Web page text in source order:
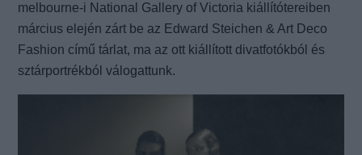
melbourne-i National Gallery of Victoria kiállítótereiben
március elején zárt be az Edward Steichen & Art Deco
Fashion című tárlat, ma az ott kiállított divatfotókból és
sztárportrékból válogattunk.